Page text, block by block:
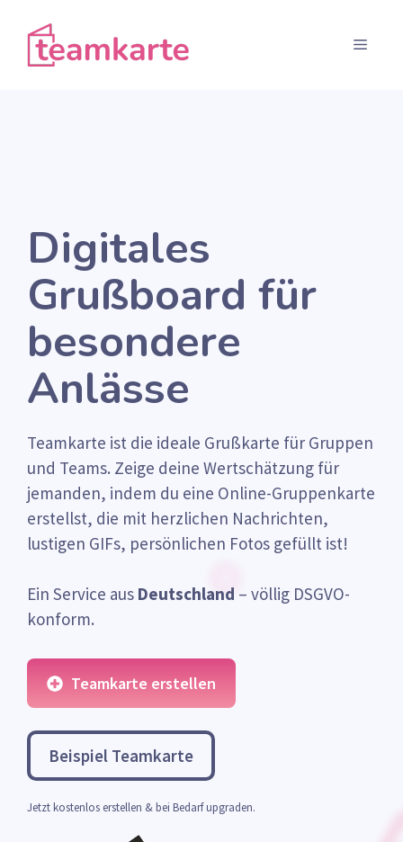
Inhalt
springen
Menü
Digitales
Grußboard für
besondere
Anlässe
Teamkarte ist die ideale Grußkarte für Gruppen
und Teams. Zeige deine Wertschätzung für
jemanden, indem du eine Online-Gruppenkarte
erstellst, die mit herzlichen Nachrichten,
lustigen GIFs, persönlichen Fotos gefüllt ist!
Ein Service aus Deutschland – völlig DSGVO-
konform.
Teamkarte erstellen
Beispiel Teamkarte
Jetzt kostenlos erstellen & bei Bedarf upgraden.